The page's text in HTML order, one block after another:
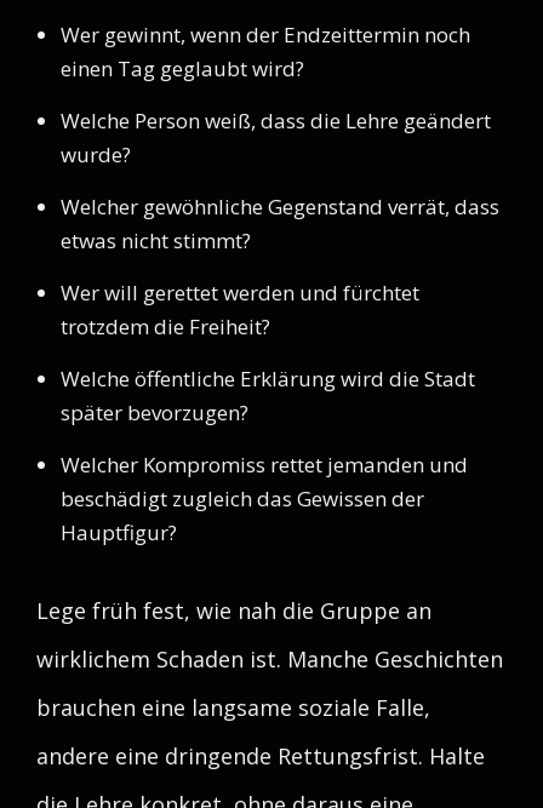
Wer gewinnt, wenn der Endzeittermin noch
einen Tag geglaubt wird?
Welche Person weiß, dass die Lehre geändert
wurde?
Welcher gewöhnliche Gegenstand verrät, dass
etwas nicht stimmt?
Wer will gerettet werden und fürchtet
trotzdem die Freiheit?
Welche öffentliche Erklärung wird die Stadt
später bevorzugen?
Welcher Kompromiss rettet jemanden und
beschädigt zugleich das Gewissen der
Hauptfigur?
Lege früh fest, wie nah die Gruppe an
wirklichem Schaden ist. Manche Geschichten
brauchen eine langsame soziale Falle,
andere eine dringende Rettungsfrist. Halte